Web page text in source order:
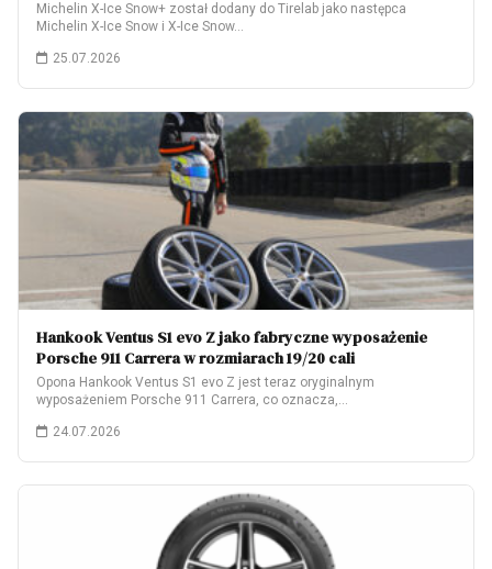
Michelin X-Ice Snow+ został dodany do Tirelab jako następca
Michelin X-Ice Snow i X-Ice Snow…
25.07.2026
Hankook Ventus S1 evo Z jako fabryczne wyposażenie
Porsche 911 Carrera w rozmiarach 19/20 cali
Opona Hankook Ventus S1 evo Z jest teraz oryginalnym
wyposażeniem Porsche 911 Carrera, co oznacza,…
24.07.2026